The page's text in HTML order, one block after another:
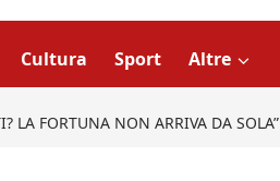
Cultura Sport Altre
LA FORTUNA NON ARRIVA DA SOLA”